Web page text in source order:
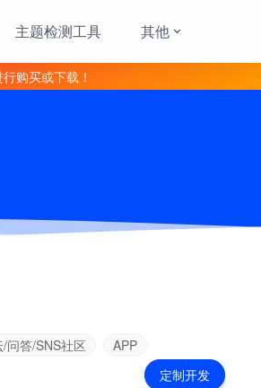
主题检测工具 其他
购买或下载！
问答/SNS社区
APP
定制开发